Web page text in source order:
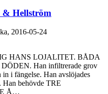
& Hellström
2016-05-24
HANS LOJALITET. BÅDA
Han infiltrerade grov
i fängelse. Han avslöjades
Han behövde TRE
Å…